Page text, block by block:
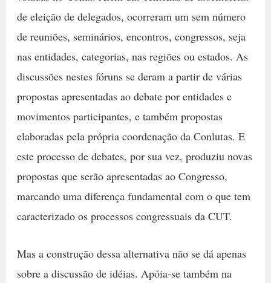
de eleição de delegados, ocorreram um sem número
de reuniões, seminários, encontros, congressos, seja
nas entidades, categorias, nas regiões ou estados. As
discussões nestes fóruns se deram a partir de várias
propostas apresentadas ao debate por entidades e
movimentos participantes, e também propostas
elaboradas pela própria coordenação da Conlutas. E
este processo de debates, por sua vez, produziu novas
propostas que serão apresentadas ao Congresso,
marcando uma diferença fundamental com o que tem
caracterizado os processos congressuais da CUT.
Mas a construção dessa alternativa não se dá apenas
sobre a discussão de idéias. Apóia-se também na